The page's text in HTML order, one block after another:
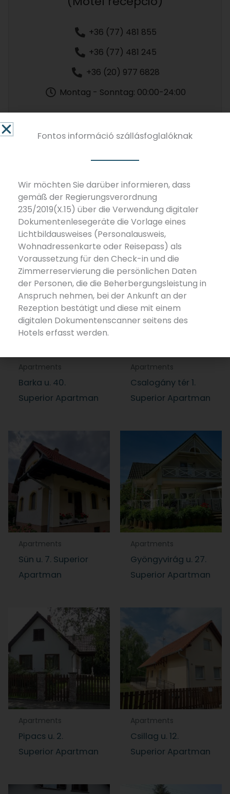
+36 (77) 481 855
+36 (77) 481 245
+36 (20) 977 6828
Montag - Sonntag: 00:00-24:00
Weitere Unterkünfte in dieser
Kategorie
Apartments
Barka u. 40.
Superior Apartman
Apartments
Csalogány tér 1.
Superior Apartman
Apartments
Sün u. 7. Superior
Apartman
Apartments
Gyöngyvirág u. 27.
Superior Apartman
Apartments
Pipacs u. 2.
Superior Apartman
Apartments
Csillag u. 12.
Superior Apartman
Fontos információ szállásfoglalóknak
Wir möchten Sie darüber informieren, dass
gemäß der Regierungsverordnung
235/2019(X.15) über die Verwendung digitaler
Dokumentenlesegeräte die Vorlage eines
Lichtbildausweises (Personalausweis,
Wohnadressenkarte oder Reisepass) als
Voraussetzung für den Check-in und die
Zimmerreservierung die persönlichen Daten
der Personen, die die Beherbergungsleistung in
Anspruch nehmen, bei der Ankunft an der
Rezeption bestätigt und diese mit einem
digitalen Dokumentenscanner seitens des
Hotels erfasst werden.